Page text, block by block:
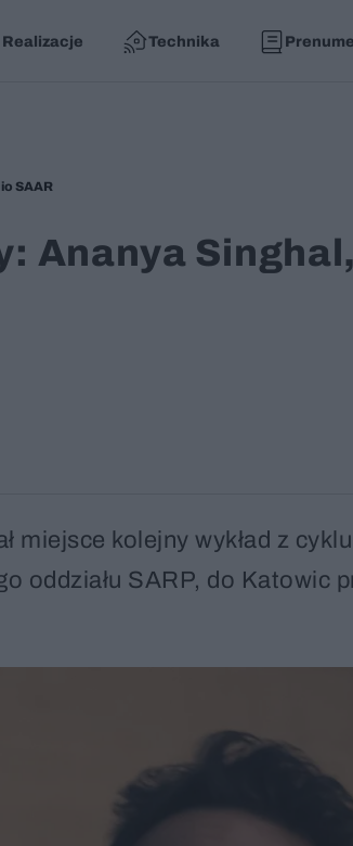
Realizacje Technika
SAAR
Ananya
miejsce kolejny wykład z
oddziału SARP, do Katowic